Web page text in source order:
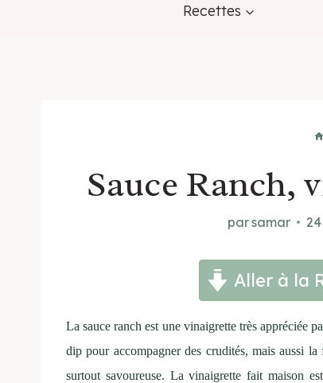
Recettes
Sauce Ranch,
parsamar
Aller à la
La sauce ranch est une vinaigrette très appréciée
dip pour accompagner des crudités, mais aussi la
surtout savoureuse. La vinaigrette fait maison